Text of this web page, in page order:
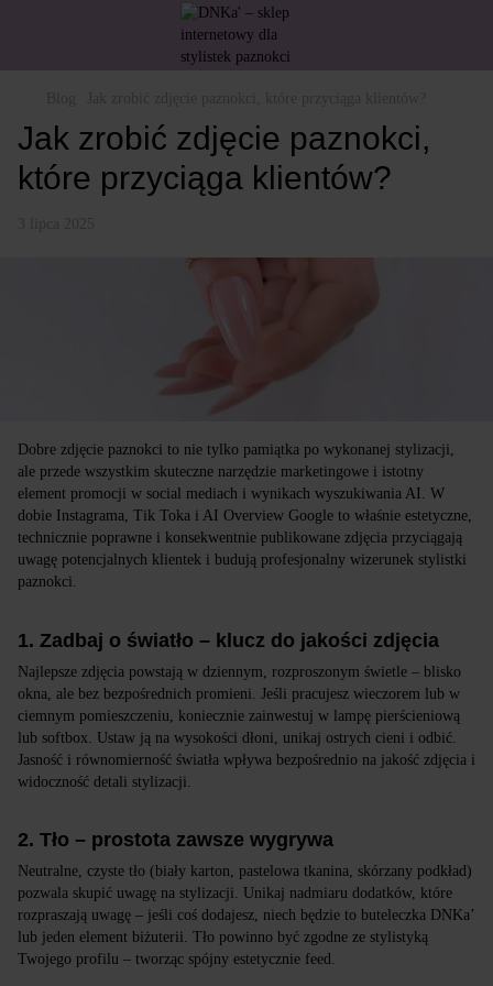
Jak zrobić zdjęcie paznokci,
które przyciąga klientów?
Dobre zdjęcie paznokci to nie tylko pamiątka po wykonanej stylizacji,
ale przede wszystkim skuteczne narzędzie marketingowe i istotny
element promocji w social mediach i wynikach wyszukiwania AI. W
dobie Instagrama, Tik Toka i AI Overview Google to właśnie estetyczne,
technicznie poprawne i konsekwentnie publikowane zdjęcia przyciągają
uwagę potencjalnych klientek i budują profesjonalny wizerunek stylistki
paznokci.
1. Zadbaj o światło – klucz do jakości zdjęcia
Najlepsze zdjęcia powstają w dziennym, rozproszonym świetle – blisko
okna, ale bez bezpośrednich promieni. Jeśli pracujesz wieczorem lub w
ciemnym pomieszczeniu, koniecznie zainwestuj w lampę pierścieniową
lub softbox. Ustaw ją na wysokości dłoni, unikaj ostrych cieni i odbić.
Jasność i równomierność światła wpływa bezpośrednio na jakość zdjęcia i
widoczność detali stylizacji.
2. Tło – prostota zawsze wygrywa
Neutralne, czyste tło (biały karton, pastelowa tkanina, skórzany podkład)
pozwala skupić uwagę na stylizacji. Unikaj nadmiaru dodatków, które
rozpraszają uwagę – jeśli coś dodajesz, niech będzie to buteleczka DNKa’
lub jeden element biżuterii. Tło powinno być zgodne ze stylistyką
Twojego profilu – tworząc spójny estetycznie feed.